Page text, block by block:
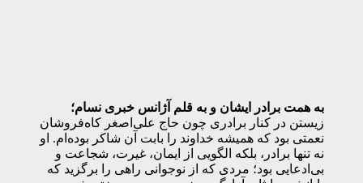
به همت برادر ایشان و به قلم آژانس خبری نسام؛
زیستن در کنار برادری چون حاج علی‌اصغر کاه‌فروشان
نعمتی بود که همیشه خداوند را بابت آن شاکر بوده‌ام. او
نه تنها برادر، بلکه الگویی از ایمان، غیرت، شجاعت و
بی‌ادعایی بود؛ مردی که از نوجوانی راهی را برگزید که